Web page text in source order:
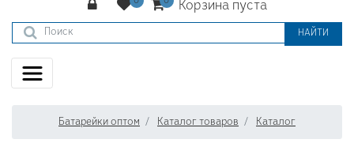
Корзина пуста
НАЙТИ
Батарейки оптом Каталог товаров Каталог